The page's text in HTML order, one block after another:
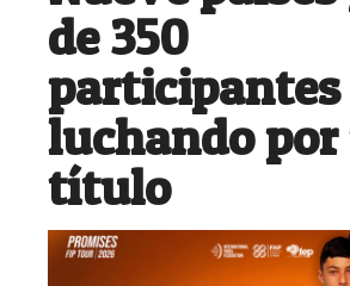
de 350
participantes
luchando
título